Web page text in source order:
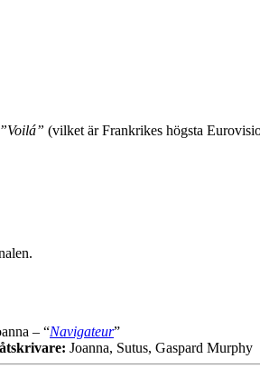
”Voilá” (vilket är Frankrikes högsta
– “Navigateur”
Joanna, Sutus, Gaspard Murphy